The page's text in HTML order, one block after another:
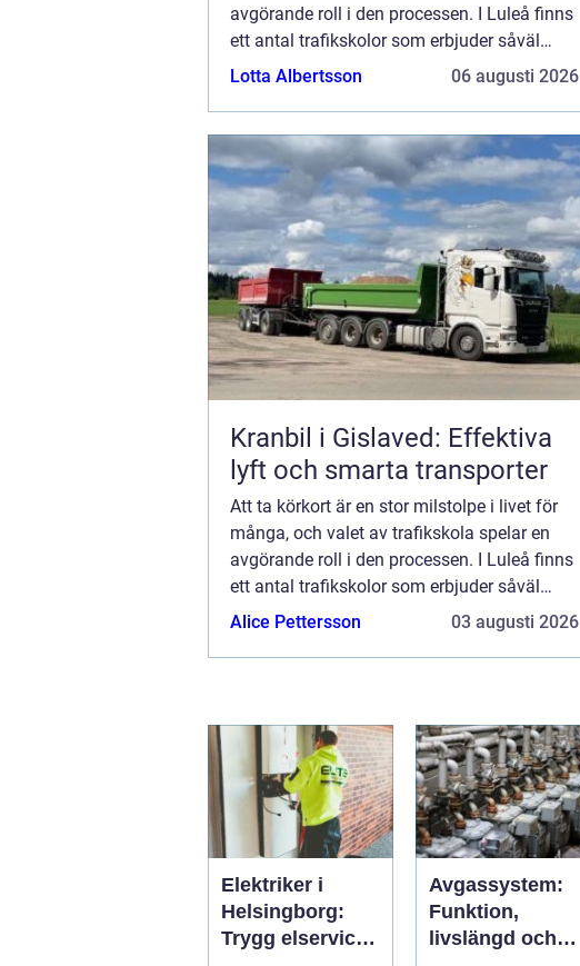
avgörande roll i den processen. I Luleå finns
ett antal trafikskolor som erbjuder såväl
traditionella kurser som inte...
Lotta Albertsson 06 augusti 2026
Kranbil i Gislaved: Effektiva
lyft och smarta transporter
Att ta körkort är en stor milstolpe i livet för
många, och valet av trafikskola spelar en
avgörande roll i den processen. I Luleå finns
ett antal trafikskolor som erbjuder såväl
traditionella kurser som inte...
Alice Pettersson 03 augusti 2026
Elektriker i
Helsingborg:
Trygg elservice
Avgassystem:
Funktion,
livslängd och